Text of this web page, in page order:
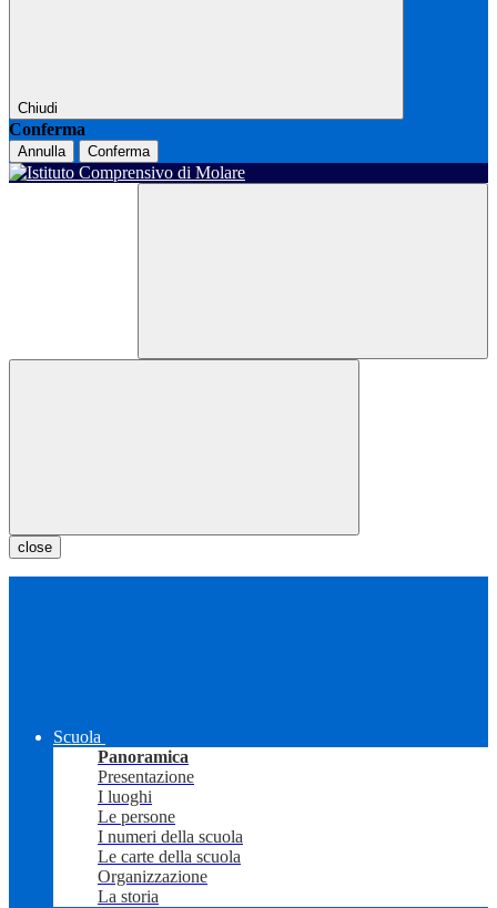
Chiudi
Conferma
Annulla Conferma
close
Scuola
Panoramica
Presentazione
I luoghi
Le persone
I numeri della scuola
Le carte della scuola
Organizzazione
La storia